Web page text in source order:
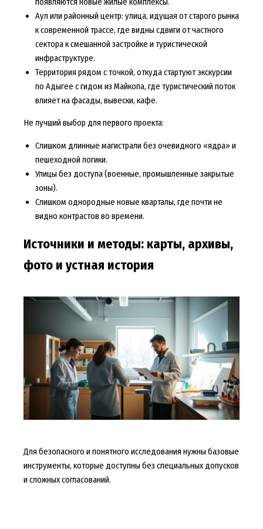
Аул или районный центр: улица, идущая от старого рынка
к современной трассе, где видны сдвиги от частного
сектора к смешанной застройке и туристической
инфраструктуре.
Территория рядом с точкой, откуда стартуют экскурсии
по Адыгее с гидом из Майкопа, где туристический поток
влияет на фасады, вывески, кафе.
Не лучший выбор для первого проекта:
Слишком длинные магистрали без очевидного «ядра» и
пешеходной логики.
Улицы без доступа (военные, промышленные закрытые
зоны).
Слишком однородные новые кварталы, где почти не
видно контрастов во времени.
Источники и методы: карты, архивы,
фото и устная история
Для безопасного и понятного исследования нужны базовые
инструменты, которые доступны без специальных допусков
и сложных согласований.